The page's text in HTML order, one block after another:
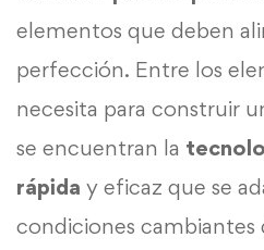
elementos que deben
perfección. Entre los
necesita para construir
se encuentran la
rápida y eficaz que se
condiciones cambiantes